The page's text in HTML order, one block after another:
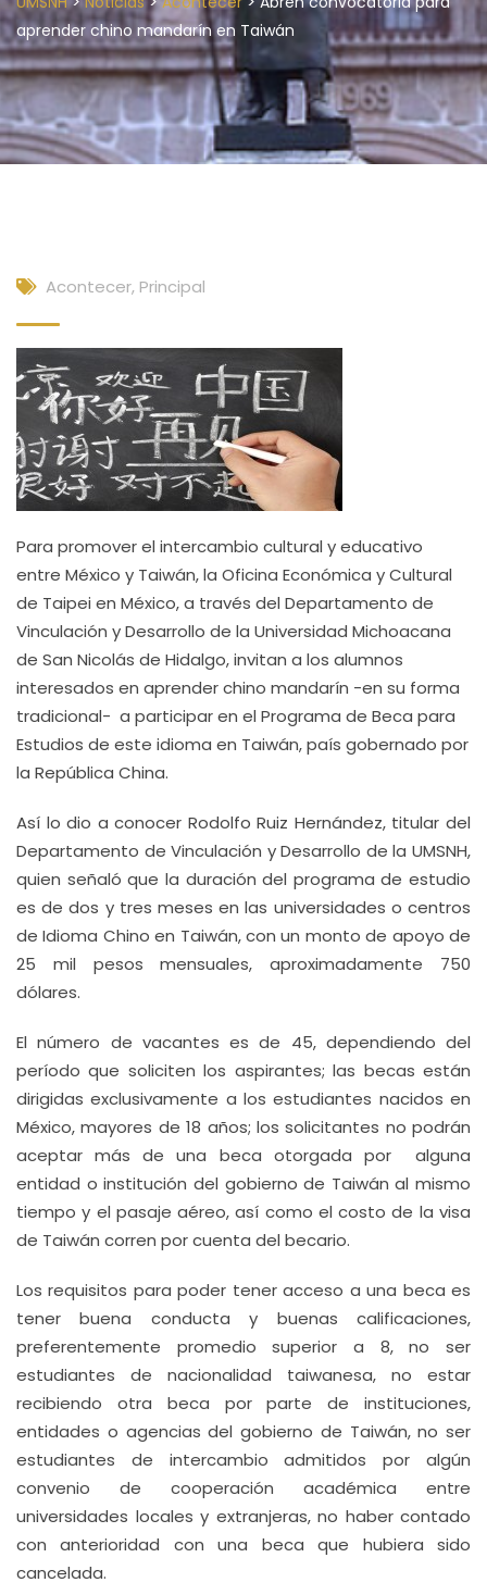
aprender chino mandarín en Taiwán
Acontecer, Principal
Para promover el intercambio cultural y educativo
entre México y Taiwán, la Oficina Económica y Cultural
de Taipei en México, a través del Departamento de
Vinculación y Desarrollo de la Universidad Michoacana
de San Nicolás de Hidalgo, invitan a los alumnos
interesados en aprender chino mandarín -en su forma
tradicional- a participar en el Programa de Beca para
Estudios de este idioma en Taiwán, país gobernado por
la República China.
Así lo dio a conocer Rodolfo Ruiz Hernández, titular del
Departamento de Vinculación y Desarrollo de la UMSNH,
quien señaló que la duración del programa de estudio
es de dos y tres meses en las universidades o centros
de Idioma Chino en Taiwán, con un monto de apoyo de
25 mil pesos mensuales, aproximadamente 750
dólares.
El número de vacantes es de 45, dependiendo del
período que soliciten los aspirantes; las becas están
dirigidas exclusivamente a los estudiantes nacidos en
México, mayores de 18 años; los solicitantes no podrán
aceptar más de una beca otorgada por alguna
entidad o institución del gobierno de Taiwán al mismo
tiempo y el pasaje aéreo, así como el costo de la visa
de Taiwán corren por cuenta del becario.
Los requisitos para poder tener acceso a una beca es
tener buena conducta y buenas calificaciones,
preferentemente promedio superior a 8, no ser
estudiantes de nacionalidad taiwanesa, no estar
recibiendo otra beca por parte de instituciones,
entidades o agencias del gobierno de Taiwán, no ser
estudiantes de intercambio admitidos por algún
convenio de cooperación académica entre
universidades locales y extranjeras, no haber contado
con anterioridad con una beca que hubiera sido
cancelada.